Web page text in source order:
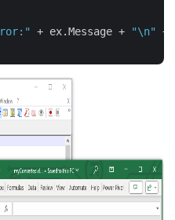
+ ex.Message + "\n"
+